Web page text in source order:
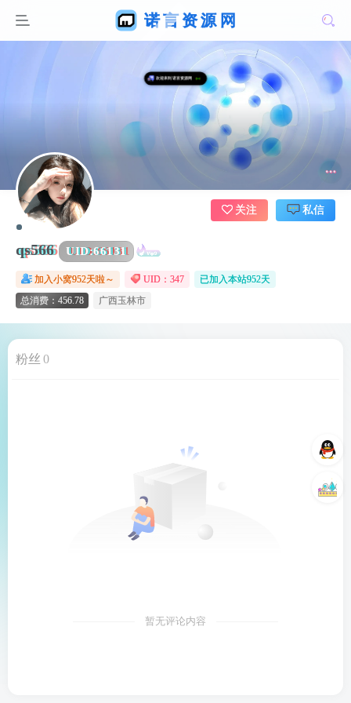
qs566 UID:66131
加入小窝952天啦～ UID：347
已加入本站952天
总消费：456.78
广西玉林市
关注 私信
粉丝 0
暂无评论内容